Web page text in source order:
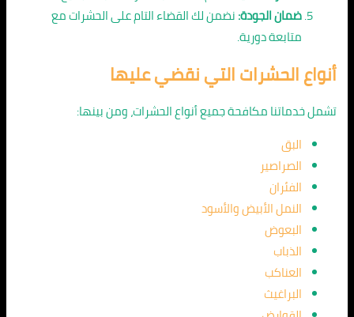
ضمان الجودة:نضمن لك القضاء التام على الحشرات مع
متابعة دورية.
أنواع الحشرات التي نقضي عليها
تشمل خدماتنا مكافحة جميع أنواع الحشرات، ومن بينها:
البق
الصراصير
الفئران
النمل الأبيض والأسود
البعوض
الذباب
العناكب
البراغيث